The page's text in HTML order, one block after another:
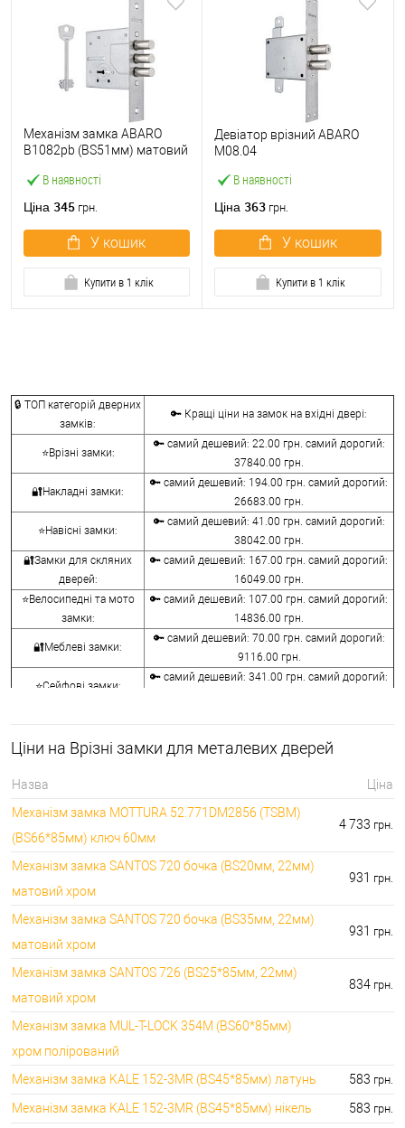
В наявності
Механізм замка ABARO
B1082pb (BS51мм) матовий
тех.пакування.без
Ціна 345 грн.
У кошик
Купити в 1 клік
В наявності
Девіатор врізний ABARO
M08.04
Ціна 363 грн.
У кошик
Купити в 1 клік
🔒 ТОП категорій дверних
замків:
🔑 Кращі ціни на замок на вхідні двері:
⭐Врізні замки:
🔑 самий дешевий: 22.00 грн. самий дорогий:
37840.00 грн.
🔐Накладні замки:
🔑 самий дешевий: 194.00 грн. самий дорогий:
26683.00 грн.
⭐Навісні замки:
🔑 самий дешевий: 41.00 грн. самий дорогий:
38042.00 грн.
🔐Замки для скляних
дверей:
🔑 самий дешевий: 167.00 грн. самий дорогий:
16049.00 грн.
⭐Велосипедні та мото
замки:
🔑 самий дешевий: 107.00 грн. самий дорогий:
14836.00 грн.
🔐Меблеві замки:
🔑 самий дешевий: 70.00 грн. самий дорогий:
9116.00 грн.
⭐Сейфові замки:
🔑 самий дешевий: 341.00 грн. самий дорогий:
🔐Кодові замки:
⭐Протипожежна
🔑 самий дешевий: 290.00 грн. самий дорогий:
🔐Замки для ролетів:
🔑 самий дешевий: 600.00 грн. самий дорогий:
660.00 грн.
Ціни на Врізні замки для металевих дверей
Назва
Ціна
Механізм замка MOTTURA 52.771DM2856 (TSBM)
(BS66*85мм) ключ 60мм
4 733 грн.
Механізм замка SANTOS 720 бочка (BS20мм, 22мм)
матовий хром
931 грн.
Механізм замка SANTOS 720 бочка (BS35мм, 22мм)
матовий хром
931 грн.
Механізм замка SANTOS 726 (BS25*85мм, 22мм)
матовий хром
834 грн.
Механізм замка MUL-T-LOCK 354M (BS60*85мм)
хром полірований
Механізм замка KALE 152-3MR (BS45*85мм) латунь
583 грн.
Механізм замка KALE 152-3MR (BS45*85мм) нікель 583 грн.